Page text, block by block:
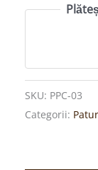
SKU: PPC-03
Categorii: